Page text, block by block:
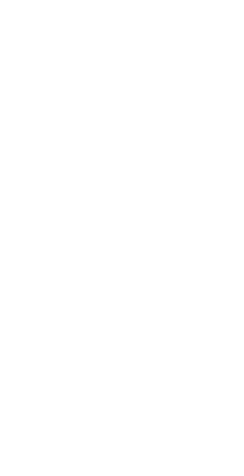
jusqu’aux coins de la bouche. Elles forment des
de devenir permanente, c’est-à-dire visible même
?
sous la peau se tendent et induisent des plissures
sourit, forment deux sillons perpendiculaires aux
ces plissures qui finit par former la ride. Lorsqu’on est
de collagène et d’acides gras, ce qui permet à la ride
avec l’âge, la peau devient plus sèche, moins riche en
que les rides commencent d’abord par mettre plus de
permanentes.
dans la vie. Ces rides n’apparaissent pas forcément à
jeunes de 25 ou 30 ans, s’ils ont une peau de mauvaise
vie comme l’excès d’alcool, de tabac ou de drogues.
?
du sourire en adoptant une bonne hygiène de vie et